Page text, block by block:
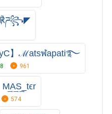
】ℳatsฬapati࿐⁩
961
M͢A͢S͢_tϵr
574